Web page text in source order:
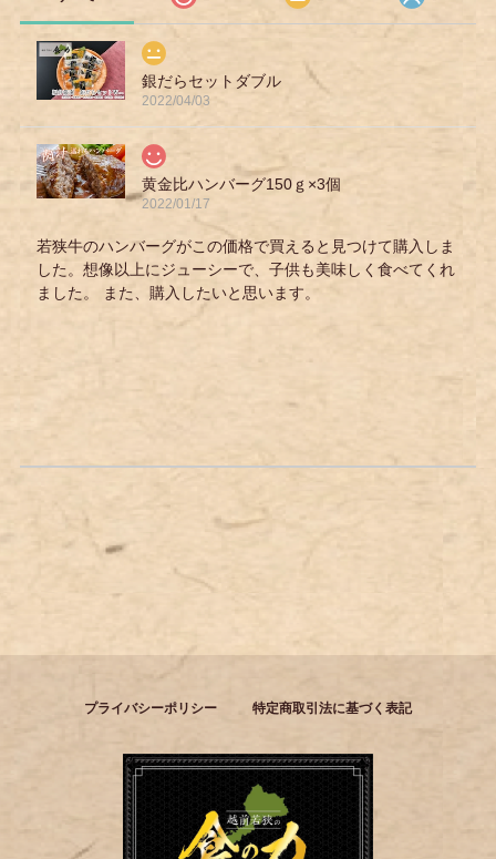
銀だらセットダブル
2022/04/03
黄金比ハンバーグ150ｇ×3個
2022/01/17
若狭牛のハンバーグがこの価格で買えると見つけて購入しま
した。想像以上にジューシーで、子供も美味しく食べてくれ
ました。 また、購入したいと思います。
プライバシーポリシー 特定商取引法に基づく表記